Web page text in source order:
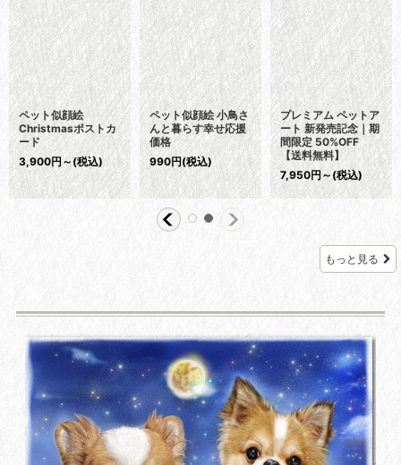
ペット似顔絵 メモリ
アル 2Lサイズ〜A4
サイズ 送料185円
5,600円～(税込)
ペット似顔絵 虹の風
景 2Lサイズ(額無
し) 送料185円
5,600円～(税込)
ペットの似顔絵 リア
ルコース(フレーム無
し)
4,700円～(税込)
もっと見る